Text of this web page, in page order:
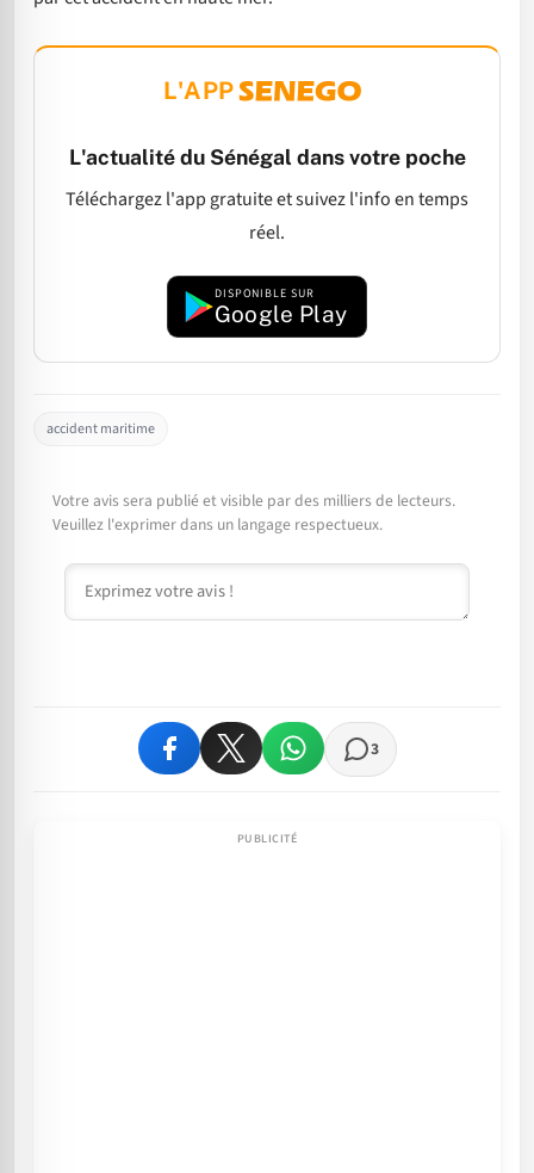
L'APP
L'actualité du Sénégal dans votre poche
Téléchargez l'app gratuite et suivez l'info en temps
réel.
DISPONIBLE SUR
Google Play
accident maritime
Votre avis sera publié et visible par des milliers de lecteurs.
Veuillez l'exprimer dans un langage respectueux.
Commentaire
3